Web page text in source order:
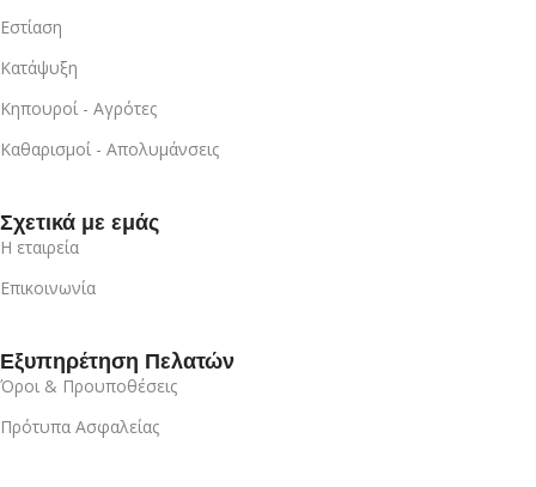
Εστίαση
Κατάψυξη
Κηπουροί - Αγρότες
Καθαρισμοί - Απολυμάνσεις
Σχετικά με εμάς
Η εταιρεία
Επικοινωνία
Εξυπηρέτηση Πελατών
Όροι & Προυποθέσεις
Πρότυπα Ασφαλείας